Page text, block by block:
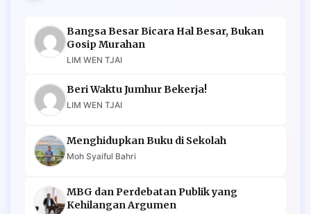
Bangsa Besar Bicara Hal Besar, Bukan
Gosip Murahan
LIM WEN TJAI
Beri Waktu Jumhur Bekerja!
LIM WEN TJAI
Menghidupkan Buku di Sekolah
Moh Syaiful Bahri
MBG dan Perdebatan Publik yang
Kehilangan Argumen